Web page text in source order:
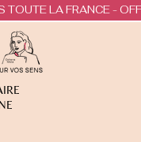
LA FRANCE -